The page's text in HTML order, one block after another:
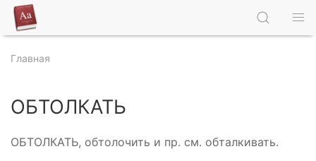
Главная
ОБТОЛКАТЬ
ОБТОЛКАТЬ, обтолочить и пр. см. обталкивать.